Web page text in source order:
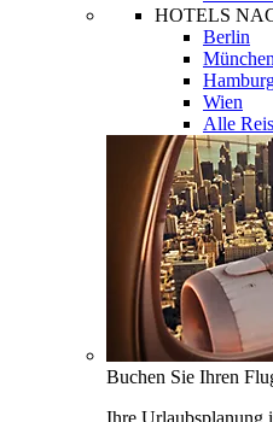
HOTELS
Berlin
München
Wien
Alle
Buchen Sie Ihren
Ihre Urlaubsplanung